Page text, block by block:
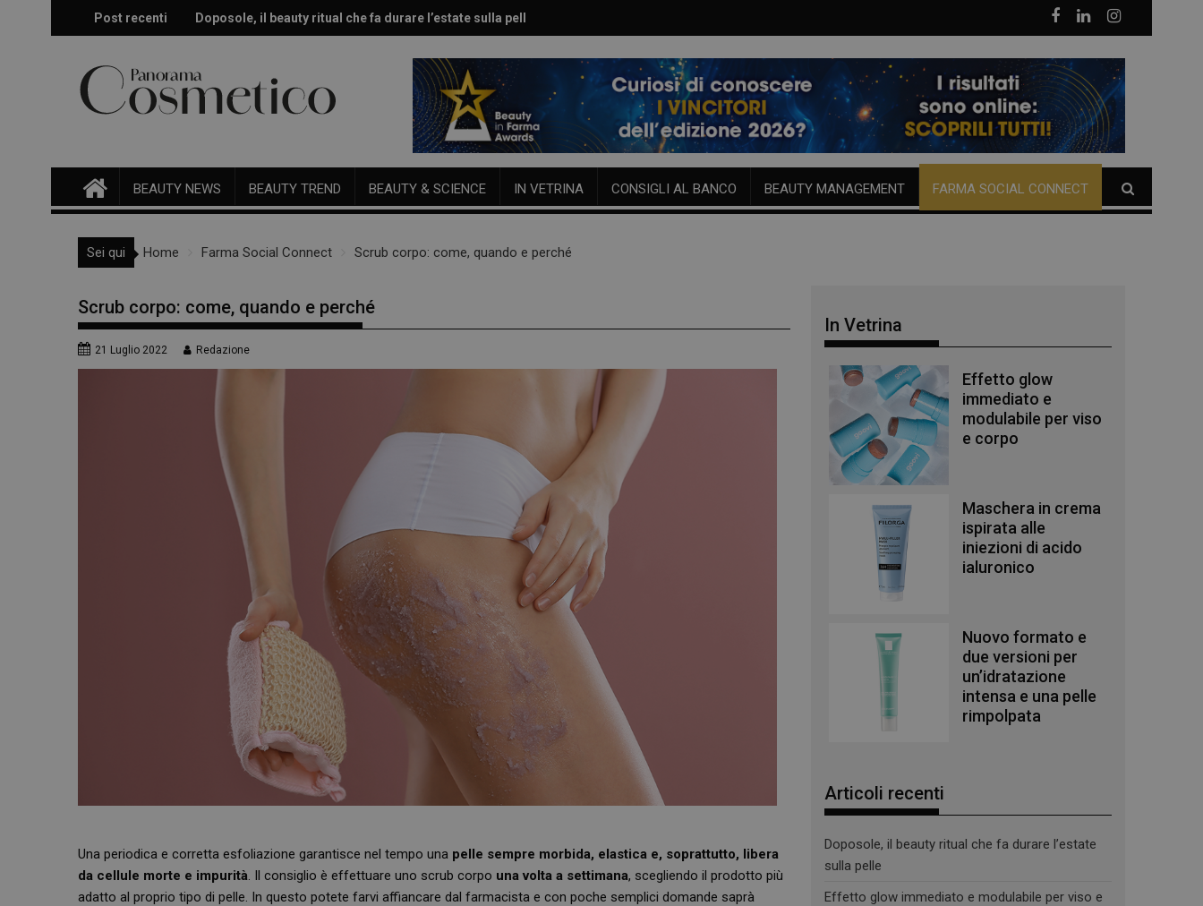
Post recenti Doposole, il beauty ritual che fa durare l’estate sulla pelle
Effetto glow immediato e modulabile per viso e corpo
BEAUTY NEWS BEAUTY TREND BEAUTY & SCIENCE IN VETRINA CONSIGLI AL BANCO BEAUTY MANAGEMENT FARMA SOCIAL CONNECT
Sei qui Home Farma Social Connect Scrub corpo: come, quando e perché
Scrub corpo: come, quando e perché
21 Luglio 2022 Redazione
Una periodica e corretta esfoliazione garantisce nel tempo una pelle sempre morbida, elastica e, soprattutto, libera
da cellule morte e impurità. Il consiglio è effettuare uno scrub corpo una volta a settimana, scegliendo il prodotto più
adatto al proprio tipo di pelle. In questo potete farvi affiancare dal farmacista e con poche semplici domande saprà
In Vetrina
Effetto glow
immediato e
modulabile per viso
e corpo
Maschera in crema
ispirata alle
iniezioni di acido
ialuronico
Nuovo formato e
due versioni per
un’idratazione
intensa e una pelle
rimpolpata
Articoli recenti
Doposole, il beauty ritual che fa durare l’estate
sulla pelle
Effetto glow immediato e modulabile per viso e